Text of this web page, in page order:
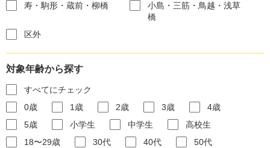
寿・駒形・蔵前・柳橋
小島・三筋・鳥越・浅草
橋
区外
対象年齢から探す
すべてにチェック
0歳
1歳 2歳 3歳
4歳
5歳
小学生 中学生
高校生
18〜29歳
30代 40代
50代